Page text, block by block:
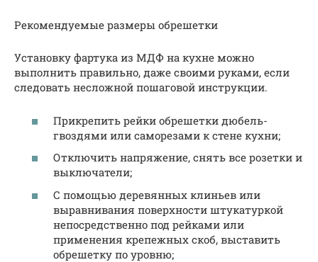
Рекомендуемые размеры обрешетки
Установку фартука из МДФ на кухне можно
выполнить правильно, даже своими руками, если
следовать несложной пошаговой инструкции.
Прикрепить рейки обрешетки дюбель-
гвоздями или саморезами к стене кухни;
Отключить напряжение, снять все розетки и
выключатели;
С помощью деревянных клиньев или
выравнивания поверхности штукатуркой
непосредственно под рейками или
применения крепежных скоб, выставить
обрешетку по уровню;